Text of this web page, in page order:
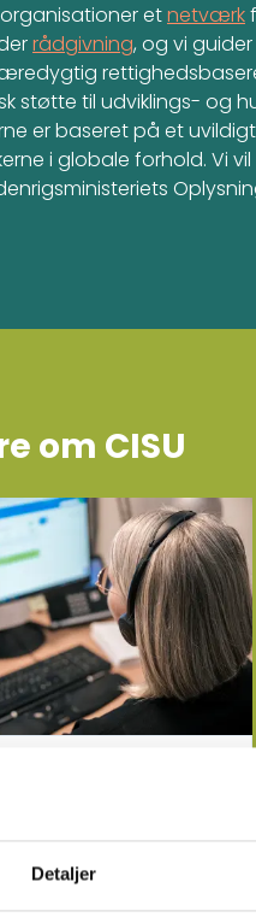
Detaljer
etnetværk
rådgivning, og vi
støtte til udviklings- og
er baseret på et
i globale forhold. Vi
om CISU
CISU